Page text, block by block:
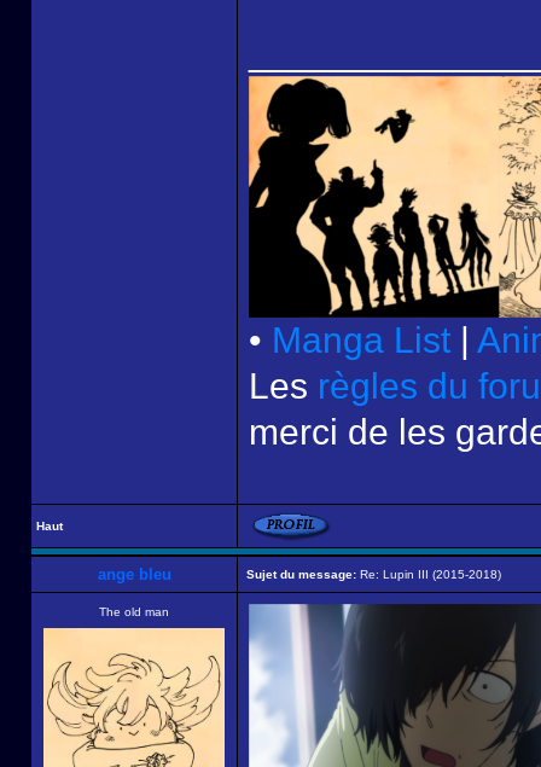
• Manga List |
Les règles du
merci de les
Haut
ange bleu Sujet du message: Re: Lupin III (2015-2018)
The old man